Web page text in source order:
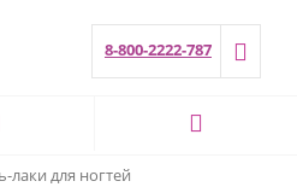
8-800-2222-787
лаки для ногтей